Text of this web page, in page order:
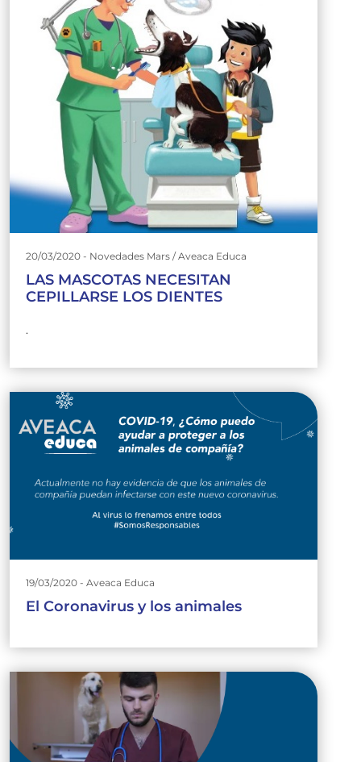
20/03/2020 - Novedades Mars / Aveaca Educa
LAS MASCOTAS NECESITAN
CEPILLARSE LOS DIENTES
.
19/03/2020 - Aveaca Educa
El Coronavirus y los animales